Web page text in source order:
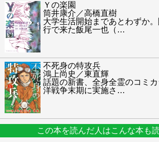
Ｙの楽園
筒井康介／高橋直樹
大学生活開始まであとわずか
行で来た飯尾一也（ …
不死身の特攻兵
鴻上尚史／東直輝
話題の新書、全身全霊のコミ
洋戦争末期に実施さ …
この本を読んだ人はこんな本も